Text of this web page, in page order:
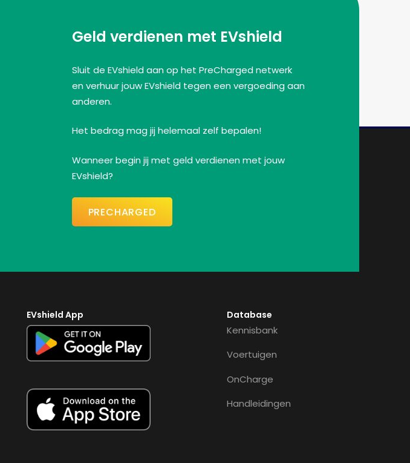
Geld verdienen met EVshield
Sluit de EVshield aan op het PreCharged netwerk
en verhuur jouw EVshield tegen een vergoeding aan
anderen.
Het bedrag mag jij helemaal zelf bepalen!
Wanneer begin jij met geld verdienen met jouw
EVshield?
PRECHARGED
EVshield App Database
Kennisbank
Voertuigen
OnCharge
Handleidingen